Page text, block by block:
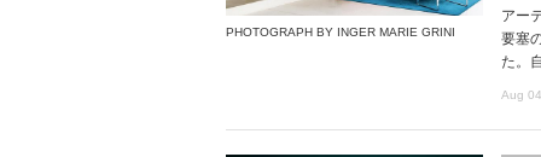
PHOTOGRAPH BY INGER MARIE GRINI
アー
要塞
た。
Aug